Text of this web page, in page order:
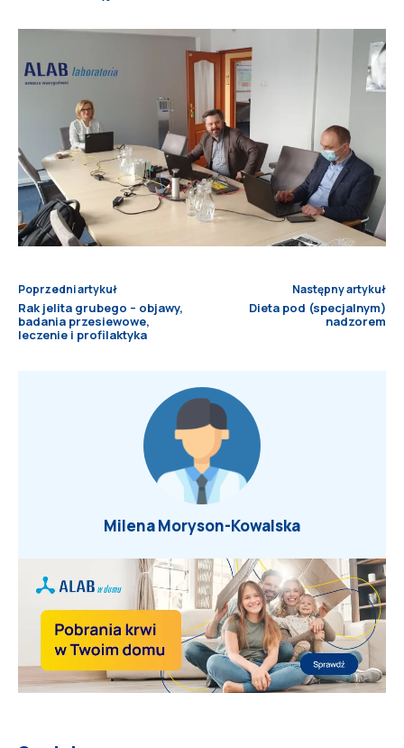
Poprzedni artykuł
Rak jelita grubego – objawy,
badania przesiewowe,
leczenie i profilaktyka
Następny artykuł
Dieta pod (specjalnym)
nadzorem
Milena Moryson-Kowalska